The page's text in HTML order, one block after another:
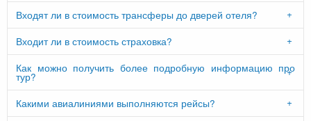
Входят ли в стоимость трансферы до дверей отеля?
Входит ли в стоимость страховка?
Как можно получить более подробную информацию про
тур?
Какими авиалиниями выполняются рейсы?